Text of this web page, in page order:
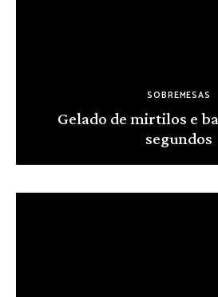
SOBREMESAS
Gelado de mirtilos e
segundos